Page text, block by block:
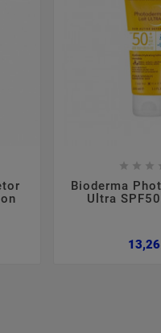
  
Bioderma
Ultra